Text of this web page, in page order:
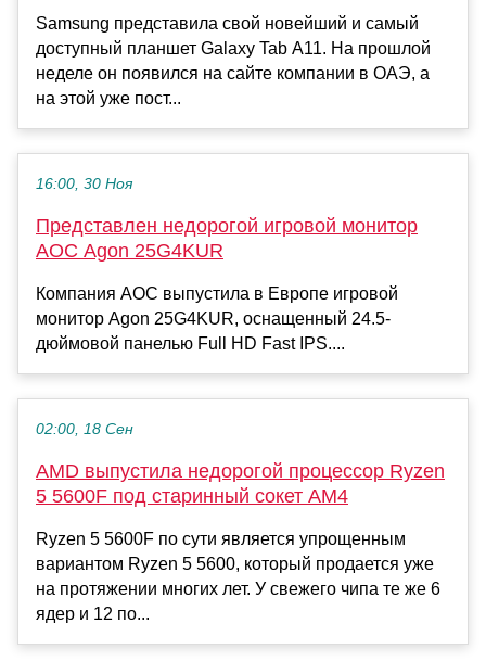
Samsung представила свой новейший и самый
доступный планшет Galaxy Tab A11. На прошлой
неделе он появился на сайте компании в ОАЭ, а
на этой уже пост...
16:00, 30 Ноя
Представлен недорогой игровой монитор
AOC Agon 25G4KUR
Компания AOC выпустила в Европе игровой
монитор Agon 25G4KUR, оснащенный 24.5-
дюймовой панелью Full HD Fast IPS....
02:00, 18 Сен
AMD выпустила недорогой процессор Ryzen
5 5600F под старинный сокет AM4
Ryzen 5 5600F по сути является упрощенным
вариантом Ryzen 5 5600, который продается уже
на протяжении многих лет. У свежего чипа те же 6
ядер и 12 по...